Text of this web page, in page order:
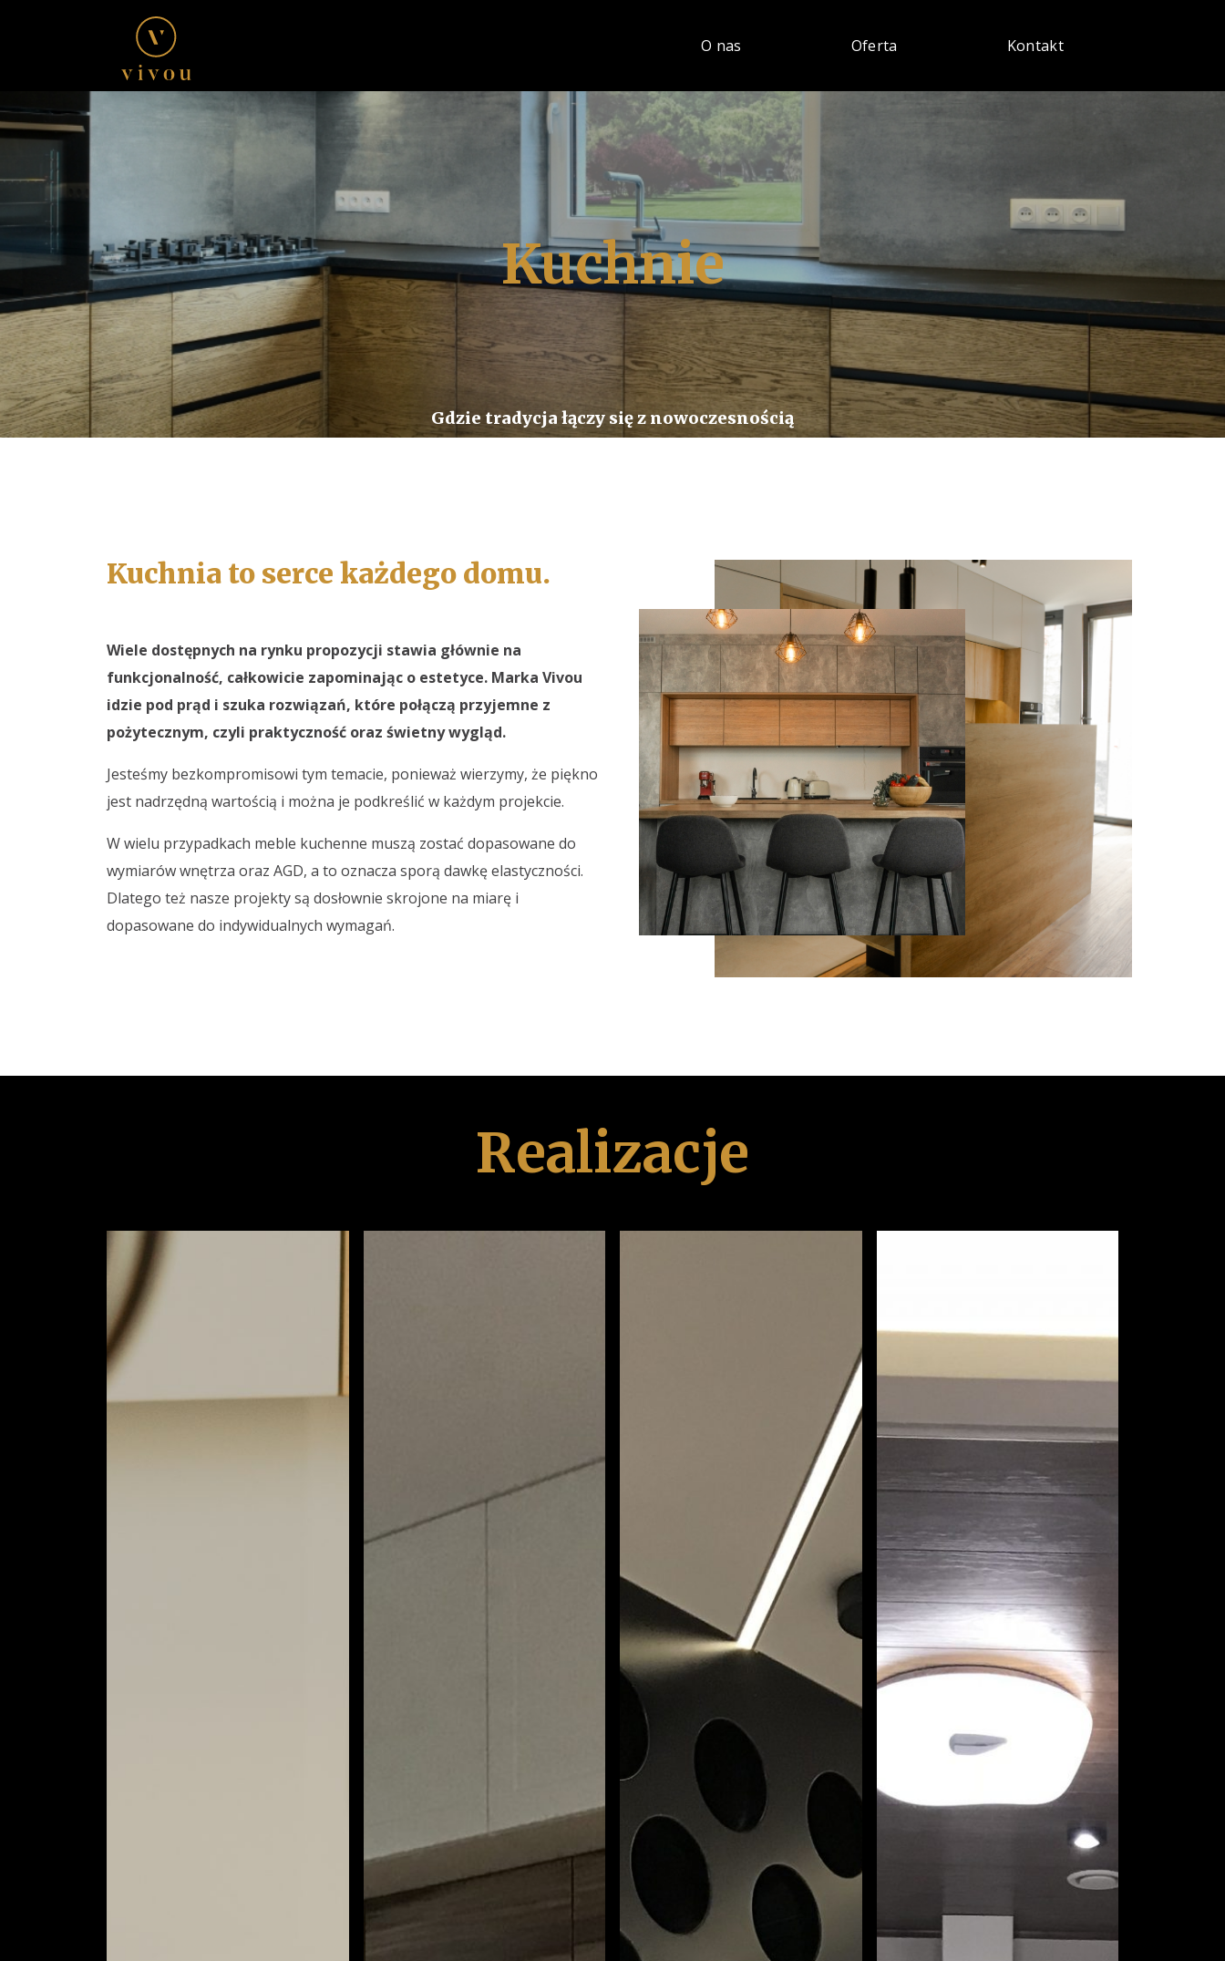
O nas Oferta Kontakt
Gdzie tradycja łączy się z nowoczesnością
Kuchnie
Kuchnia to serce każdego domu.
Wiele dostępnych na rynku propozycji stawia głównie na
funkcjonalność, całkowicie zapominając o estetyce. Marka Vivou
idzie pod prąd i szuka rozwiązań, które połączą przyjemne z
pożytecznym, czyli praktyczność oraz świetny wygląd.
Jesteśmy bezkompromisowi tym temacie, ponieważ wierzymy, że piękno
jest nadrzędną wartością i można je podkreślić w każdym projekcie.
W wielu przypadkach meble kuchenne muszą zostać dopasowane do
wymiarów wnętrza oraz AGD, a to oznacza sporą dawkę elastyczności.
Dlatego też nasze projekty są dosłownie skrojone na miarę i
dopasowane do indywidualnych wymagań.
Realizacje